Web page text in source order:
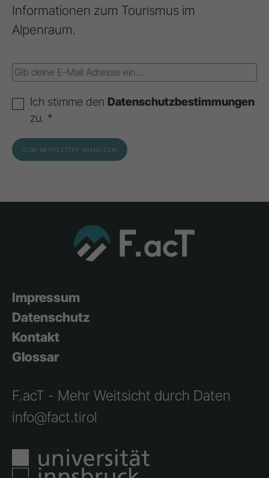
Informationen zum Tourismus im
Alpenraum.
Ich stimme den Datenschutzbestimmungen
zu. *
Impressum
Datenschutz
Kontakt
Glossar
F.acT - Mehr Weitsicht durch Daten
info@fact.tirol